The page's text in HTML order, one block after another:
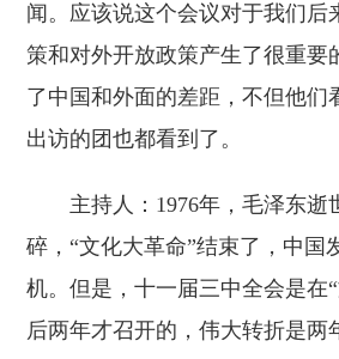
闻。应该说这个会议对于我们后
策和对外开放政策产生了很重要
了中国和外面的差距，不但他们
出访的团也都看到了。
主持人：1976年，毛泽东逝
碎，“文化大革命”结束了，中国
机。但是，十一届三中全会是在
后两年才召开的，伟大转折是两